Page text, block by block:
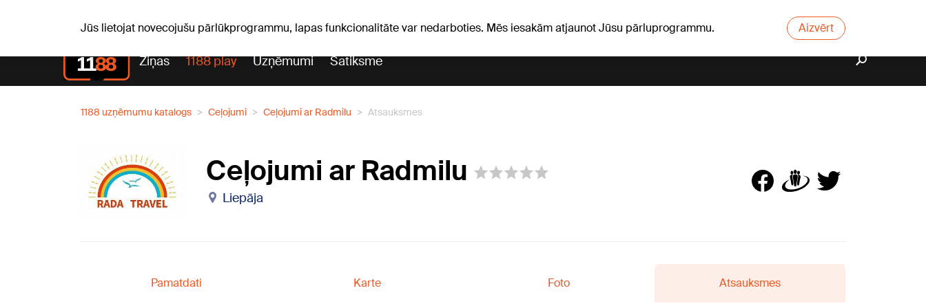
Jūs lietojat novecojušu pārlūkprogrammu, lapas funkcionalitāte var nedarboties. Mēs iesakām atjaunot Jūsu pārluprogrammu. Aizvērt
Ziņas 1188 play Uzņēmumi Satiksme
1188 uzņēmumu katalogs Ceļojumi Ceļojumi ar Radmilu Atsauksmes
Ceļojumi ar Radmilu
Liepāja
Pamatdati Karte Foto Atsauksmes